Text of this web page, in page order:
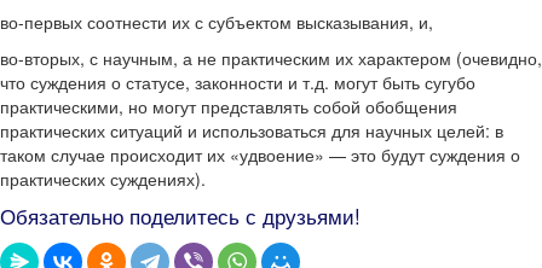
во-первых соотнести их с субъектом высказывания, и,
во-вторых, с научным, а не практическим их характером (очевидно,
что суждения о статусе, законности и т.д. могут быть сугубо
практическими, но могут представлять собой обобщения
практических ситуаций и использоваться для научных целей: в
таком случае происходит их «удвоение» — это будут суждения о
практических суждениях).
Обязательно поделитесь с друзьями!